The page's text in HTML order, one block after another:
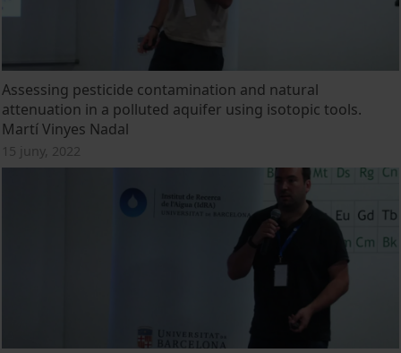
Assessing pesticide contamination and natural
attenuation in a polluted aquifer using isotopic tools.
Martí Vinyes Nadal
15 juny, 2022